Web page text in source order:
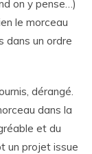
on y pense…)
le morceau
dans un ordre
dérangé.
dans la
et du
un projet issue